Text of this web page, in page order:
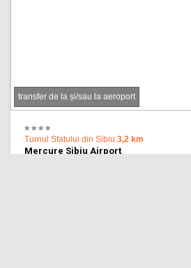
transfer de la și/sau la aeroport
Turnul Sfatului din Sibiu 3,2 km
Mercure Sibiu Airport